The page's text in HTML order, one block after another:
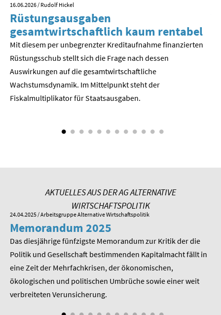
SOMMERSCHULE 2014
SOMMERSCHULE 2013
SOMMERSCHULE 2012
SOMMERSCHULE 2011
SOMMERSCHULE 2010
SOMMERSCHULE 2007
Kontakt
Termine
Suche
16.06.2026 / Rudolf Hickel
Rüstungsausgaben
gesamtwirtschaftlich kaum rentabel
Mit diesem per unbegrenzter Kreditaufnahme finanzierten
Rüstungsschub stellt sich die Frage nach dessen
Auswirkungen auf die gesamtwirtschaftli­che
Wachstumsdynamik. Im Mittelpunkt steht der
Fiskalmultiplikator für Staatsausgaben.
AKTUELLES AUS DER AG ALTERNATIVE
WIRTSCHAFTSPOLITIK
24.04.2025 / Arbeitsgruppe Alternative Wirtschaftspolitik
Memorandum 2025
Das diesjährige fünfzigste Memorandum zur Kritik der die
Politik und Gesellschaft bestimmenden Kapitalmacht fällt in
eine Zeit der Mehrfachkrisen, der ökonomischen,
ökologischen und politischen Umbrüche sowie einer weit
verbreiteten Verunsicherung.